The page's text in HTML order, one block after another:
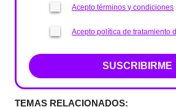
Acepto términos y condiciones
Acepto política de tratamiento
SUSCRIBIRME
TEMAS RELACIONADOS: